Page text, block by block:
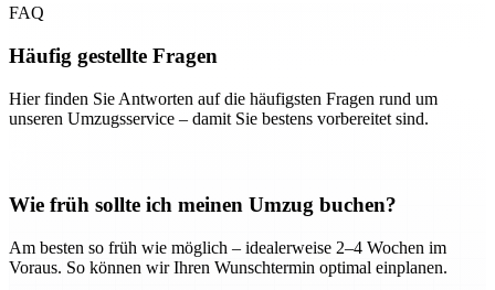
FAQ
Häufig gestellte Fragen
Hier finden Sie Antworten auf die häufigsten Fragen rund um
unseren Umzugsservice – damit Sie bestens vorbereitet sind.
Wie früh sollte ich meinen Umzug buchen?
Am besten so früh wie möglich – idealerweise 2–4 Wochen im
Voraus. So können wir Ihren Wunschtermin optimal einplanen.